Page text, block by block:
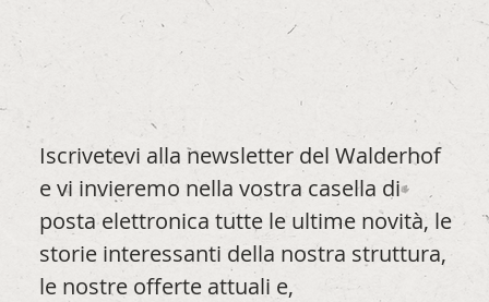
Iscrivetevi alla newsletter del Walderhof
e vi invieremo nella vostra casella di
posta elettronica tutte le ultime novità, le
storie interessanti della nostra struttura,
le nostre offerte attuali e,